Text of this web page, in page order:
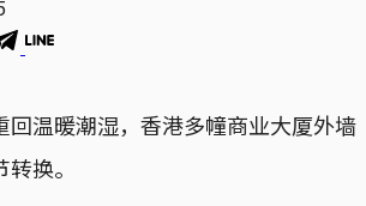
回温暖潮湿，香港多幢商业大厦外墙
换。